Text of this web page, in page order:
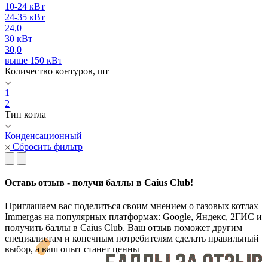
10-24 кВт
24-35 кВт
24,0
30 кВт
30,0
выше 150 кВт
Количество контуров, шт
1
2
Тип котла
Конденсационный
Сбросить фильтр
Оставь отзыв - получи баллы в Caius Club!
Приглашаем вас поделиться своим мнением о газовых котлах
Immergas на популярных платформах: Google, Яндекс, 2ГИС и
получить баллы в Caius Club. Ваш отзыв поможет другим
специалистам и конечным потребителям сделать правильный
выбор, а ваш опыт станет ценны